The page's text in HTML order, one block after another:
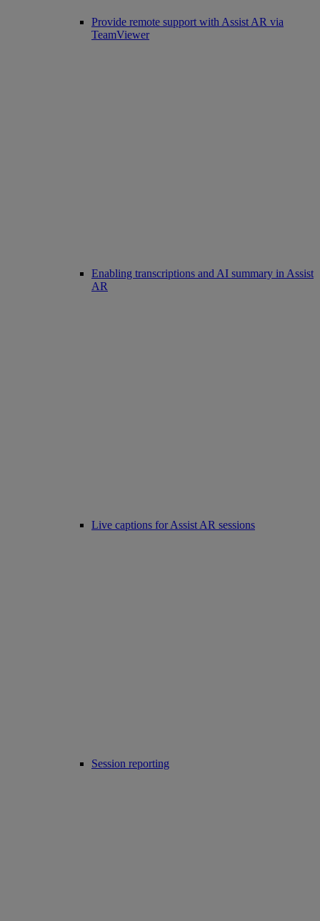
Provide remote support with Assist AR via
TeamViewer
Enabling transcriptions and AI summary in Assist
AR
Live captions for Assist AR sessions
Session reporting